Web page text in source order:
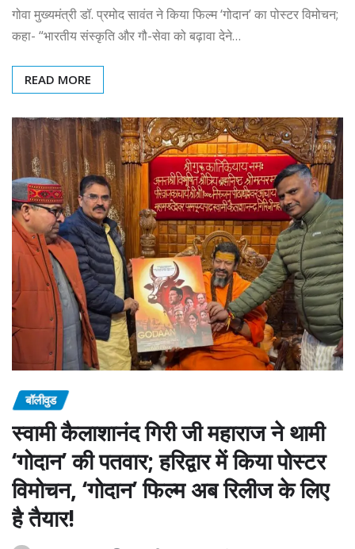
गोवा मुख्यमंत्री डॉ. प्रमोद सावंत ने किया फिल्म ‘गोदान’ का पोस्टर विमोचन;
कहा- “भारतीय संस्कृति और गौ-सेवा को बढ़ावा देने…
READ MORE
बॉलीवुड
स्वामी कैलाशानंद गिरी जी महाराज ने थामी
‘गोदान’ की पतवार; हरिद्वार में किया पोस्टर
विमोचन, ‘गोदान’ फिल्म अब रिलीज के लिए
है तैयार!